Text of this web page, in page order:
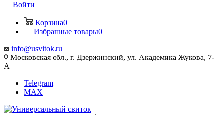
Войти
Корзина0
Избранные товары0
info@usvitok.ru
Московская обл., г. Дзержинский, ул. Академика Жукова, 7-
А
Telegram
MAX